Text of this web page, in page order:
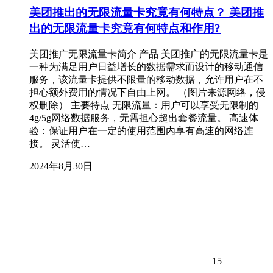
美团推出的无限流量卡究竟有何特点？ 美团推
出的无限流量卡究竟有何特点和作用?
美团推广无限流量卡简介 产品 美团推广的无限流量卡是
一种为满足用户日益增长的数据需求而设计的移动通信
服务，该流量卡提供不限量的移动数据，允许用户在不
担心额外费用的情况下自由上网。 （图片来源网络，侵
权删除） 主要特点 无限流量：用户可以享受无限制的
4g/5g网络数据服务，无需担心超出套餐流量。 高速体
验：保证用户在一定的使用范围内享有高速的网络连
接。 灵活使…
2024年8月30日
15